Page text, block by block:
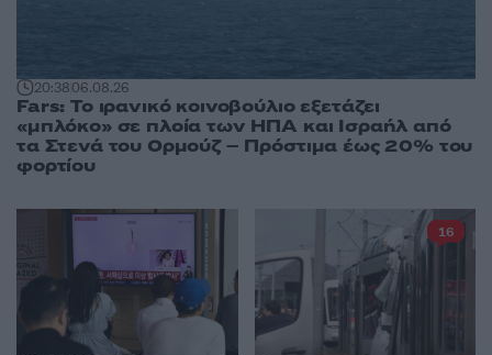
20:3806.08.26
Fars: Το ιρανικό κοινοβούλιο εξετάζει
«μπλόκο» σε πλοία των ΗΠΑ και Ισραήλ από
τα Στενά του Ορμούζ – Πρόστιμα έως 20% του
φορτίου
16